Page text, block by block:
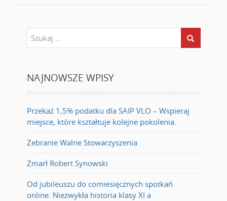
NAJNOWSZE WPISY
Przekaż 1,5% podatku dla SAIP VLO – Wspieraj
miejsce, które kształtuje kolejne pokolenia.
Zebranie Walne Stowarzyszenia
Zmarł Robert Synowski
Od jubileuszu do comiesięcznych spotkań
online. Niezwykła historia klasy XI a